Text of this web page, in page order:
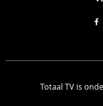
Totaal TV is